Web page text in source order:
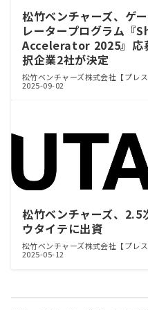
松竹ベンチャーズ、ゲ
レータープログラム『
Accelerator 2025』応
択企業2社が決定
松竹ベンチャーズ株式会社【プレ
2025-09-02
松竹ベンチャーズ、2.5
ウタイテに出資
松竹ベンチャーズ株式会社【プレ
2025-05-12